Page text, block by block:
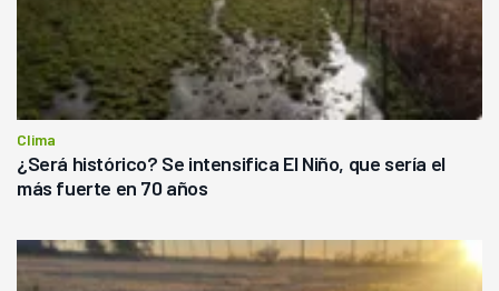
Clima
¿Será histórico? Se intensifica El Niño, que sería el
más fuerte en 70 años